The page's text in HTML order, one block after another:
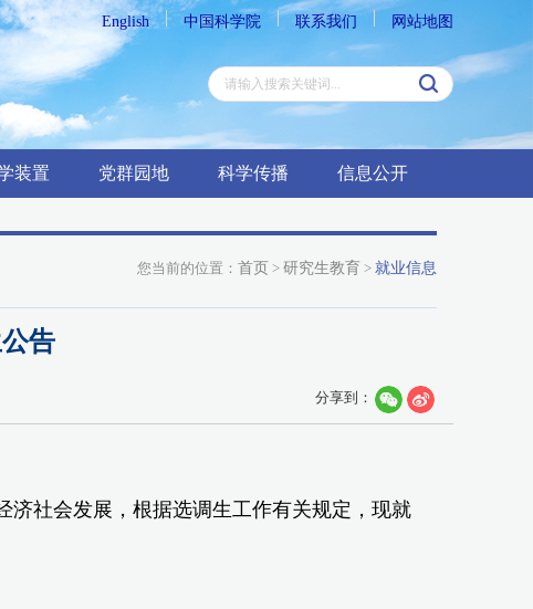
English 中国科学院 联系我们 网站地图
装置 党群园地 科学传播 信息公开
您当前的位置： 首页 > 研究生教育 > 就业信息
告
分享到：
济社会发展，根据选调生工作有关规定，现就